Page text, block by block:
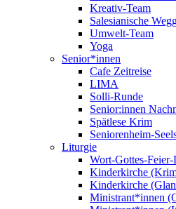
Kreativ-Team
Salesianische
Umwelt-Team
Yoga
Senior*innen
Cafe Zeitreise
LIMA
Solli-Runde
Senior:innen
Spätlese Krim
Seniorenheim-
Liturgie
Wort-Gottes-Feier-
Kinderkirche
Kinderkirche
Ministrant*innen